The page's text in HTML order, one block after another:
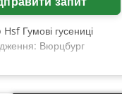
Гумові гусениці
Вюрцбург